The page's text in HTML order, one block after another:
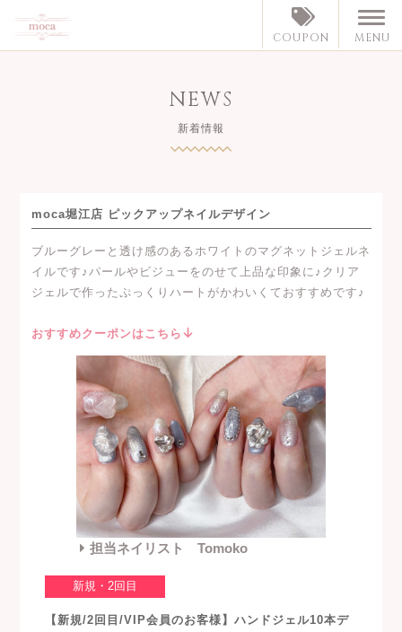
COUPON MENU
NEWS
新着情報
moca堀江店 ピックアップネイルデザイン
ブルーグレーと透け感のあるホワイトのマグネットジェルネ
イルです♪パールやビジューをのせて上品な印象に♪クリア
ジェルで作ったぷっくりハートがかわいくておすすめです♪
おすすめクーポンはこちら
担当ネイリスト Tomoko
新規・2回目
【新規/2回目/VIP会員のお客様】ハンドジェル10本デ